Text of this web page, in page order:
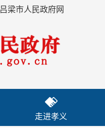
吕梁市人民政府网
走进孝义